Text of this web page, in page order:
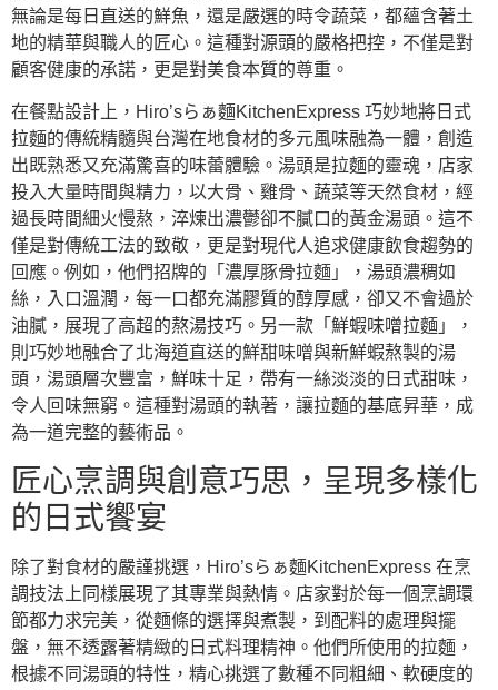
無論是每日直送的鮮魚，還是嚴選的時令蔬菜，都蘊含著土
地的精華與職人的匠心。這種對源頭的嚴格把控，不僅是對
顧客健康的承諾，更是對美食本質的尊重。
在餐點設計上，Hiro’sらぁ麵KitchenExpress 巧妙地將日式
拉麵的傳統精髓與台灣在地食材的多元風味融為一體，創造
出既熟悉又充滿驚喜的味蕾體驗。湯頭是拉麵的靈魂，店家
投入大量時間與精力，以大骨、雞骨、蔬菜等天然食材，經
過長時間細火慢熬，淬煉出濃鬱卻不膩口的黃金湯頭。這不
僅是對傳統工法的致敬，更是對現代人追求健康飲食趨勢的
回應。例如，他們招牌的「濃厚豚骨拉麵」，湯頭濃稠如
絲，入口溫潤，每一口都充滿膠質的醇厚感，卻又不會過於
油膩，展現了高超的熬湯技巧。另一款「鮮蝦味噌拉麵」，
則巧妙地融合了北海道直送的鮮甜味噌與新鮮蝦熬製的湯
頭，湯頭層次豐富，鮮味十足，帶有一絲淡淡的日式甜味，
令人回味無窮。這種對湯頭的執著，讓拉麵的基底昇華，成
為一道完整的藝術品。
匠心烹調與創意巧思，呈現多樣化
的日式饗宴
除了對食材的嚴謹挑選，Hiro’sらぁ麵KitchenExpress 在烹
調技法上同樣展現了其專業與熱情。店家對於每一個烹調環
節都力求完美，從麵條的選擇與煮製，到配料的處理與擺
盤，無不透露著精緻的日式料理精神。他們所使用的拉麵，
根據不同湯頭的特性，精心挑選了數種不同粗細、軟硬度的